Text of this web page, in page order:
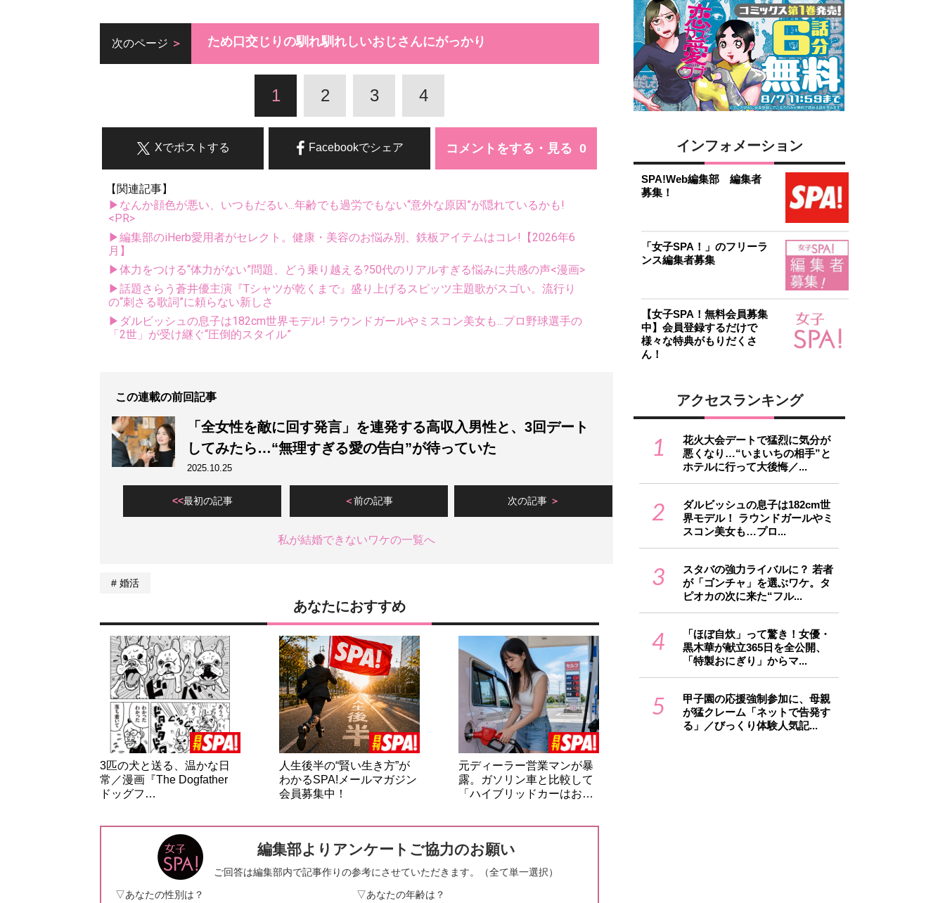
次のページ ため口交じりの馴れ馴れしいおじさんにがっかり
1 2 3 4
コメントをする・見る
Facebookでシェア
Xでポストする
【関連記事】
▶なんか顔色が悪い、いつもだるい...年齢でも過労でもない“意外な原因”が隠れているかも!
<PR>
▶編集部のiHerb愛用者がセレクト。健康・美容のお悩み別、鉄板アイテムはコレ!【2026年6
月】
▶体力をつける“体力がない”問題、どう乗り越える?50代のリアルすぎる悩みに共感の声<漫画>
▶話題さらう蒼井優主演『Tシャツが乾くまで』盛り上げるスピッツ主題歌がスゴい。流行り
の“刺さる歌詞”に頼らない新しさ
▶ダルビッシュの息子は182cm世界モデル! ラウンドガールやミスコン美女も...プロ野球選手の
「2世」が受け継ぐ“圧倒的スタイル”
この連載の前回記事
「全女性を敵に回す発言」を連発する高収入男性と、3回デート
してみたら…“無理すぎる愛の告白”が待っていた
2025.10.25
最初の記事 前の記事 次の記事
私が結婚できないワケの一覧へ
婚活
あなたにおすすめ
3匹の犬と送る、温かな日
常／漫画『The Dogfather
ドッグフ…
人生後半の“賢い生き方”が
わかるSPA!メールマガジン
会員募集中！
元ディーラー営業マンが暴
露。ガソリン車と比較して
「ハイブリッドカーはお…
インフォメーション
SPA!Web編集部 編集者
募集！
「女子SPA！」のフリーラ
ンス編集者募集
【女子SPA！無料会員募集
中】会員登録するだけで
様々な特典がもりだくさ
ん！
アクセスランキング
1
花火大会デートで猛烈に気分が
悪くなり…“いまいちの相手”と
ホテルに行って大後悔／...
2
ダルビッシュの息子は182cm世
界モデル！ ラウンドガールやミ
スコン美女も…プロ...
3
スタバの強力ライバルに？ 若者
が「ゴンチャ」を選ぶワケ。タ
ピオカの次に来た“フル...
4
「ほぼ自炊」って驚き！女優・
黒木華が献立365日を全公開、
「特製おにぎり」からマ...
5
甲子園の応援強制参加に、母親
が猛クレーム「ネットで告発す
る」／びっくり体験人気記...